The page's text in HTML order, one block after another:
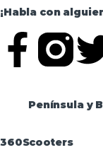
¡Habla con
Península y
360Scooters